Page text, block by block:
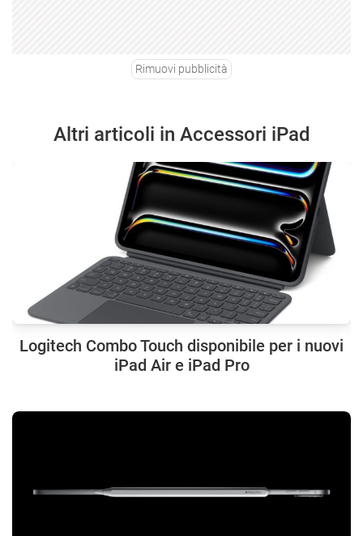
Rimuovi pubblicità
Altri articoli in Accessori iPad
Logitech Combo Touch disponibile per i nuovi
iPad Air e iPad Pro